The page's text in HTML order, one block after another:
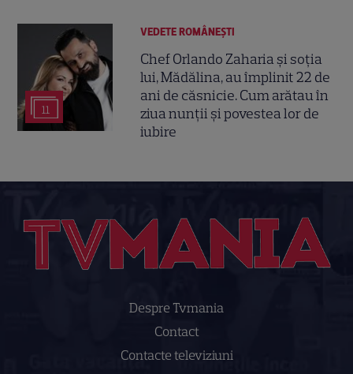
11
VEDETE ROMÂNEŞTI
Chef Orlando Zaharia și soția
lui, Mădălina, au împlinit 22 de
ani de căsnicie. Cum arătau în
ziua nunții și povestea lor de
iubire
Despre Tvmania
Contact
Contacte televiziuni